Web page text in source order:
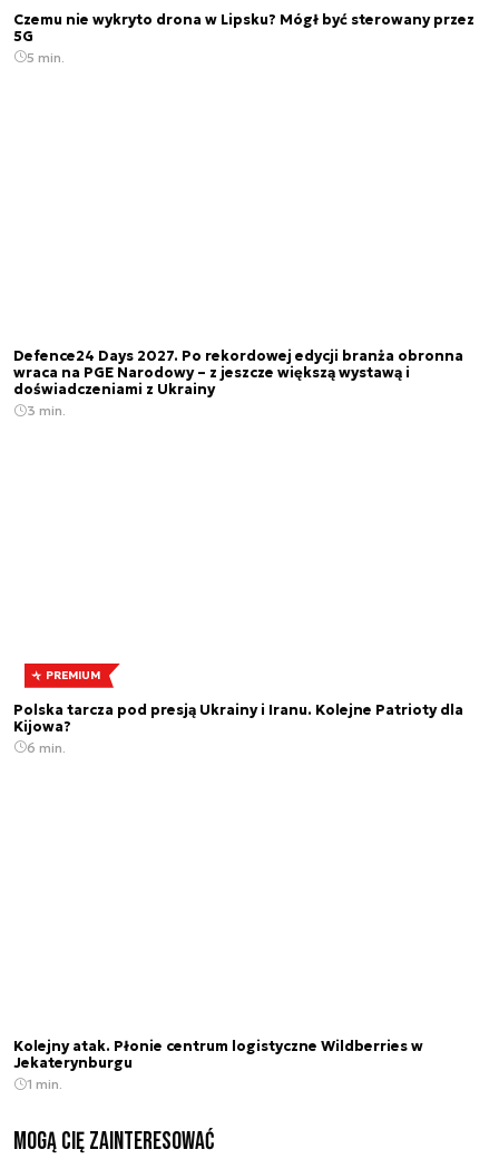
Czemu nie wykryto drona w Lipsku? Mógł być sterowany przez
5G
5 min.
Defence24 Days 2027. Po rekordowej edycji branża obronna
wraca na PGE Narodowy – z jeszcze większą wystawą i
doświadczeniami z Ukrainy
3 min.
PREMIUM
Polska tarcza pod presją Ukrainy i Iranu. Kolejne Patrioty dla
Kijowa?
6 min.
Kolejny atak. Płonie centrum logistyczne Wildberries w
Jekaterynburgu
1 min.
Mogą Cię zainteresować